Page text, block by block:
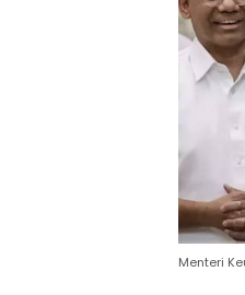
Menteri